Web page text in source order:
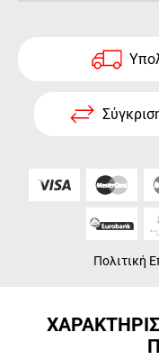
Πολιτική